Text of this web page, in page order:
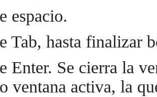
espacio.
Tab, hasta finalizar
Enter. Se cierra la
ventana activa, la